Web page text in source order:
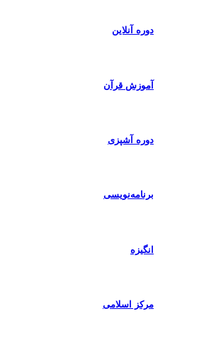
دوره آنلاین
آموزش قرآن
دوره آشپزی
برنامه‌نویسی
مرکز اسلامی